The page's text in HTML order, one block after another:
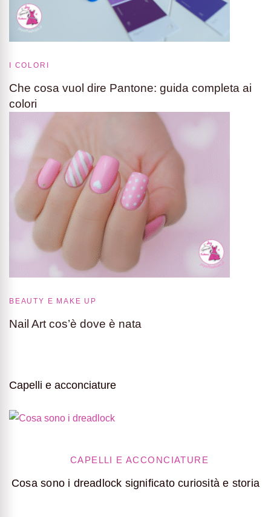
I COLORI
Che cosa vuol dire Pantone: guida completa ai
colori
BEAUTY E MAKE UP
Nail Art cos’è dove è nata
Capelli e acconciature
CAPELLI E ACCONCIATURE
Cosa sono i dreadlock significato curiosità e storia